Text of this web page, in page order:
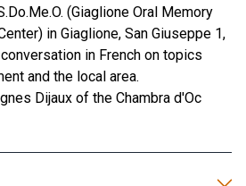
(Giaglione Oral Memory
in Giaglione, San Giuseppe 1,
in French on topics
and the local area.
Dijaux of the Chambra d'Oc